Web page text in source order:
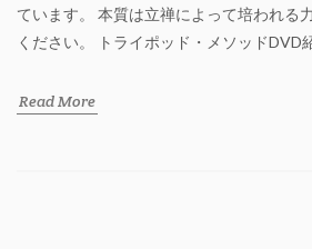
ています。 本質は立禅によって培われる
ください。 トライポッド・メソッドDVD
Read More